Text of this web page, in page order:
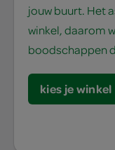
jouw buurt. Het
winkel, daarom
boodschappen
kies je winkel